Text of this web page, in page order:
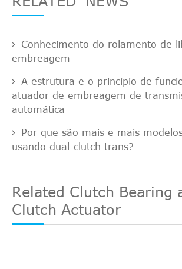
Conhecimento do rolamento de
embreagem
A estrutura e o princípio de
atuador de embreagem de
automática
Por que são mais e mais
usando dual-clutch trans?
Related Clutch Bearing
Clutch Actuator